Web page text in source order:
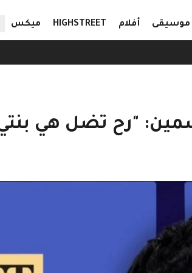
موسيقى أفلام HIGHSTREET ميكس